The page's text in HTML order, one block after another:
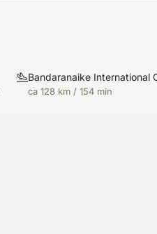
Bandaranaike International
ca 128 km / 154 min